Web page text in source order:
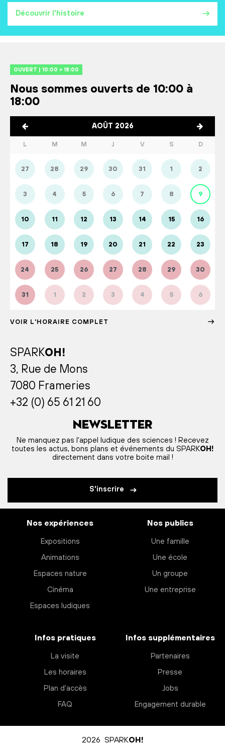
Découvrir l'histoire
OUVERT | 10:00 > 18:00
Nous sommes ouverts de 10:00 à
18:00
AOÛT 2026
L M M J V S D
27 28 29 30 31 1 2
3 4 5 6 7 8 9
10 11 12 13 14 15 16
17 18 19 20 21 22 23
24 25 26 27 28 29 30
31 1 2 3 4 5 6
VOIR L'HORAIRE COMPLET
SPARKOH!
3, Rue de Mons
7080 Frameries
+32 (0) 65 61 21 60
Newsletter
Ne manquez pas l'appel ludique des sciences ! Recevez
toutes les actus, bons plans et événements du SPARKOH!
directement dans votre boite mail !
S'inscrire
Nos expériences
Expositions
Animations
Espaces nature
Cinéma
Espaces ludiques
Nos publics
Une famille
Une école
Un groupe
Une entreprise
Infos pratiques
La visite
Les horaires
Plan d’accès
FAQ
Infos supplémentaires
Partenaires
Presse
Jobs
Engagement durable
2026 SPARKOH!